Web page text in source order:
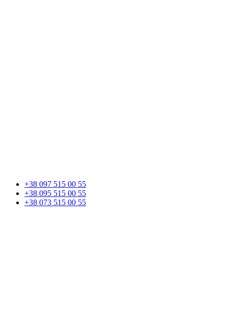
+38 097 515 00 55
+38 095 515 00 55
+38 073 515 00 55